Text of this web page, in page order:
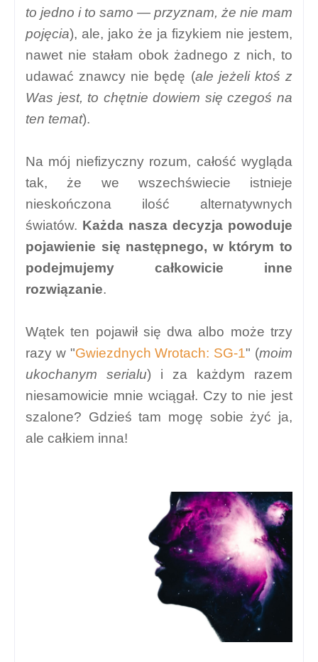
to jedno i to samo — przyznam, że nie mam
pojęcia), ale, jako że ja fizykiem nie jestem,
nawet nie stałam obok żadnego z nich, to
udawać znawcy nie będę (ale jeżeli ktoś z
Was jest, to chętnie dowiem się czegoś na
ten temat).
Na mój niefizyczny rozum, całość wygląda
tak, że we wszechświecie istnieje
nieskończona ilość alternatywnych
światów. Każda nasza decyzja powoduje
pojawienie się następnego, w którym to
podejmujemy całkowicie inne
rozwiązanie.
Wątek ten pojawił się dwa albo może trzy
razy w "Gwiezdnych Wrotach: SG-1" (moim
ukochanym serialu) i za każdym razem
niesamowicie mnie wciągał. Czy to nie jest
szalone? Gdzieś tam mogę sobie żyć ja,
ale całkiem inna!